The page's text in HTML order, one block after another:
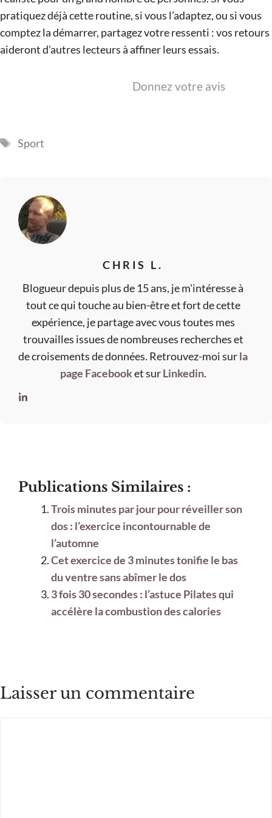
pratiquez déjà cette routine, si vous l’adaptez, ou si vous
comptez la démarrer, partagez votre ressenti : vos retours
aideront d’autres lecteurs à affiner leurs essais.
Donnez votre avis
Étiquettes
Sport
CHRIS L.
Blogueur depuis plus de 15 ans, je m'intéresse à
tout ce qui touche au bien-être et fort de cette
expérience, je partage avec vous toutes mes
trouvailles issues de nombreuses recherches et
de croisements de données. Retrouvez-moi surla
page Facebooket surLinkedin.
Publications Similaires :
Trois minutes par jour pour réveiller son
dos : l’exercice incontournable de
l’automne
Cet exercice de 3 minutes tonifie le bas
du ventre sans abîmer le dos
3 fois 30 secondes : l’astuce Pilates qui
accélère la combustion des calories
Laisser un commentaire